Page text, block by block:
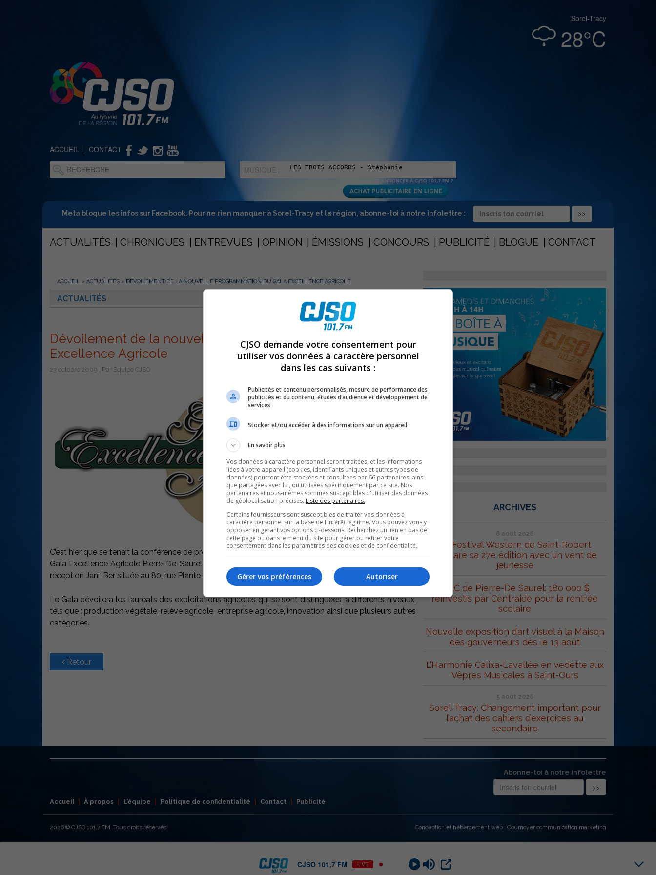
Sorel-Tracy
28°C
ACCUEIL CONTACT
MUSIQUE :
Meta bloque les infos sur Facebook. Pour ne rien manquer à Sorel-Tracy et la région, abonne-toi à notre infolettre :
ACTUALITÉS CHRONIQUES ENTREVUES OPINION ÉMISSIONS CONCOURS PUBLICITÉ BLOGUE CONTACT
ACCUEIL » ACTUALITÉS » DÉVOILEMENT DE LA NOUVELLE PROGRAMMATION DU GALA EXCELLENCE AGRICOLE
ACTUALITÉS
Dévoilement de la nouvelle programmation du Gala
Excellence Agricole
23 octobre 2009 | Par Équipe CJSO
C’est hier que se tenait la conférence de presse pour dévoiler la programmation de la 5ième édition du
Gala Excellence Agricole Pierre-De-Saurel qui se tiendra le 21 novembre prochain à 17h, à la Salle de
réception Jani-Ber située au 80, rue Plante à Sorel-Tracy.
Le Gala dévoilera les lauréats des exploitations agricoles qui se sont distinguées, à différents niveaux,
tels que : production végétale, relève agricole, entreprise agricole, innovation ainsi que plusieurs autres
catégories.
Retour
ARCHIVES
6 août 2026
Le Festival Western de Saint-Robert
prépare sa 27e édition avec un vent de
jeunesse
MRC de Pierre-De Saurel: 180 000 $
réinvestis par Centraide pour la rentrée
scolaire
Nouvelle exposition d’art visuel à la Maison
des gouverneurs dès le 13 août
L’Harmonie Calixa-Lavallée en vedette aux
Vêpres Musicales à Saint-Ours
5 août 2026
Sorel-Tracy: Changement important pour
l’achat des cahiers d’exercices au
secondaire
Abonne-toi à notre infolettre
Accueil À propos L’équipe Politique de confidentialité Contact Publicité
2026 © CJSO 101,7 FM. Tous droits réservés. Conception et hébergement web : Cournoyer communication marketing
CJSO 101,7 FM LIVE
CJSO demande votre consentement pour
utiliser vos données à caractère personnel
dans les cas suivants :
Publicités et contenu personnalisés, mesure de performance des
publicités et du contenu, études d’audience et développement de
services
Stocker et/ou accéder à des informations sur un appareil
En savoir plus
Vos données à caractère personnel seront traitées, et les informations
liées à votre appareil (cookies, identifiants uniques et autres types de
données) pourront être stockées et consultées par 66 partenaires, ainsi
que partagées avec lui, ou utilisées spécifiquement par ce site. Nos
partenaires et nous-mêmes sommes susceptibles d'utiliser des données
de géolocalisation précises. Liste des partenaires.
Certains fournisseurs sont susceptibles de traiter vos données à
caractère personnel sur la base de l'intérêt légitime. Vous pouvez vous y
opposer en gérant vos options ci-dessous. Recherchez un lien en bas de
cette page ou dans le menu du site pour gérer ou retirer votre
consentement dans les paramètres des cookies et de confidentialité.
Autoriser
Gérer vos préférences